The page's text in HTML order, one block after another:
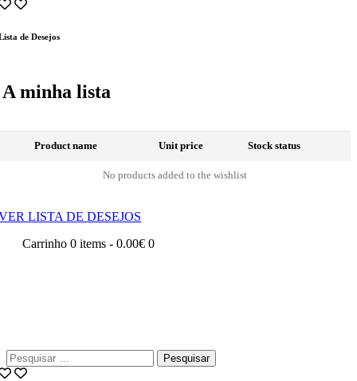
de Desejos
A minha lista
Product name Unit price Stock status
No products added to the wishlist
LISTA DE DESEJOS
Carrinho 0 items - 0.00€ 0
Pesquisar
por: